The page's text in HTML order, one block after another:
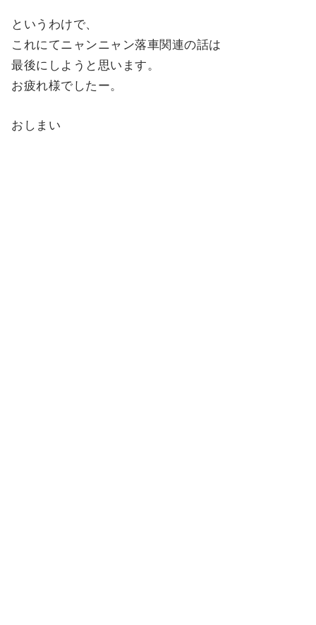
というわけで、
これにてニャンニャン落車関連の話は
最後にしようと思います。
お疲れ様でしたー。
おしまい